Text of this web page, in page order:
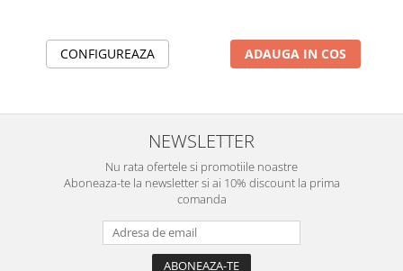
CONFIGUREAZA ADAUGA IN COS
NEWSLETTER
Nu rata ofertele si promotiile noastre
Aboneaza-te la newsletter si ai 10% discount la prima
comanda